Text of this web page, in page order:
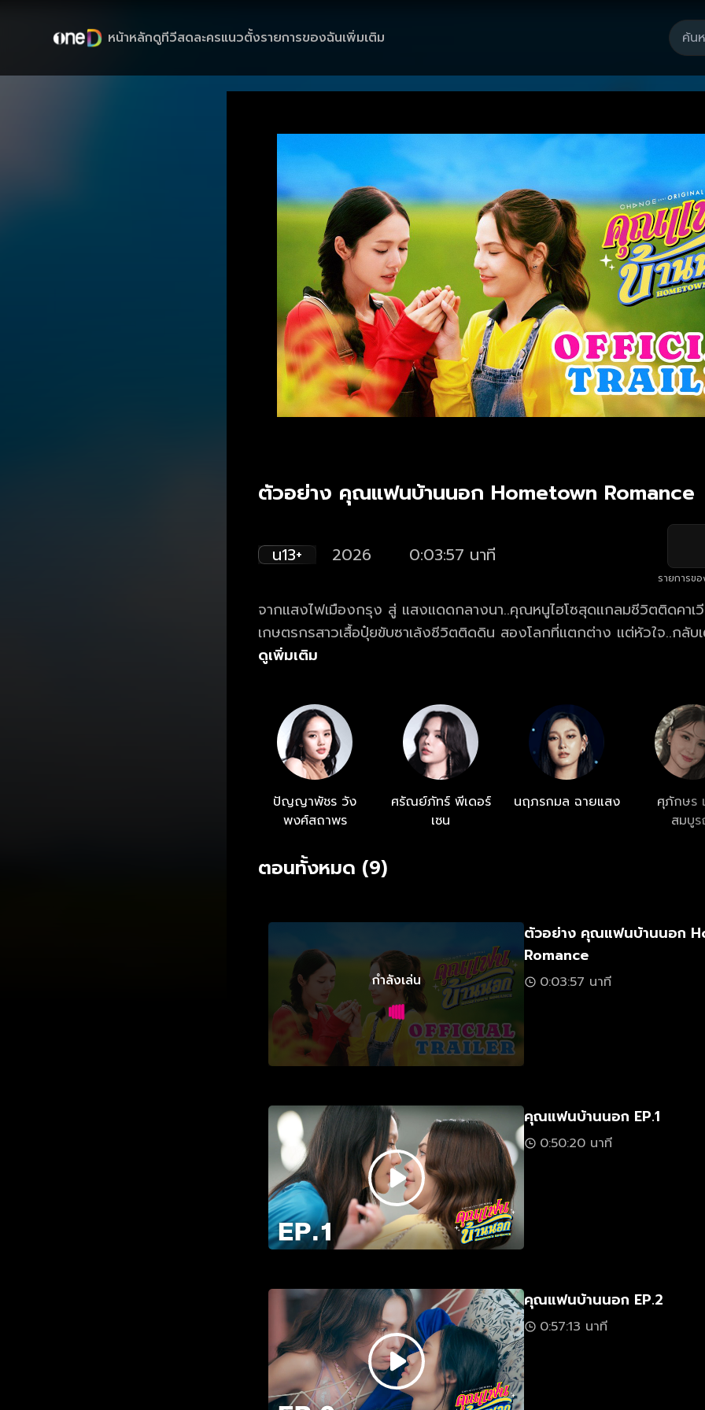
หน้าหลักดูทีวีสดละครแนวตั้งรายการของฉันเพิ่มเติม
ตัวอย่าง คุณแฟนบ้านนอก Hometown Romance
น13+ 2026 0:03:57 นาที
รายการข
จากแสงไฟเมืองกรุง สู่ แสงแดดกลางนา..คุณหนูไฮโซสุดแกลมชีวิตติดคาเวี
เกษตรกรสาวเสื้อปุ๋ยขับซาเล้งชีวิตติดดิน สองโลกที่แตกต่าง แต่หัวใจ..กลับ
เดียวกันโดยไม่รู้ตัว
ดูเพิ่มเติม
ปัญญาพัชร วัง
พงศ์สถาพร
ศรัณย์ภัทร์ พีเดอร์
เซน
นฤภรกมล ฉายแสง
ศุภักษร
สมบู
ตอนทั้งหมด (9)
กำลังเล่น
ตัวอย่าง คุณแฟนบ้านนอก
Romance
0:03:57 นาที
คุณแฟนบ้านนอก EP.1
0:50:20 นาที
คุณแฟนบ้านนอก EP.2
0:57:13 นาที